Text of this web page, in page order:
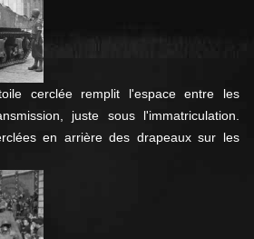
cerclée remplit l'espace entre les
juste sous l'immatriculation.
en arrière des drapeaux sur les